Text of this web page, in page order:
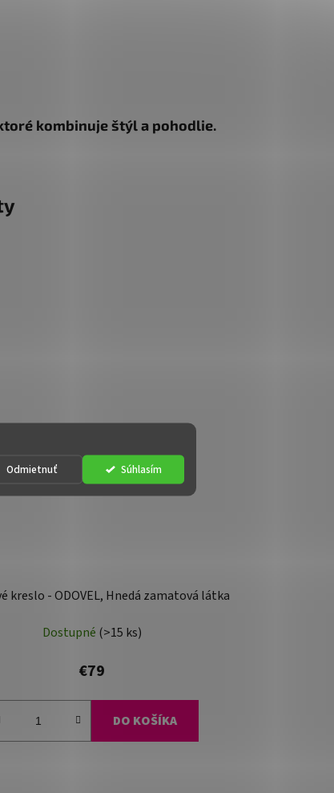
Odmietnuť Súhlasím
kombinuje štýl a pohodlie.
kreslo - ODOVEL, Hnedá zamatová látka
Dostupné (>15 ks)
€79
DO KOŠÍKA